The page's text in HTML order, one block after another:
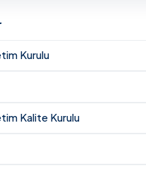
Kurulu
Kalite Kurulu